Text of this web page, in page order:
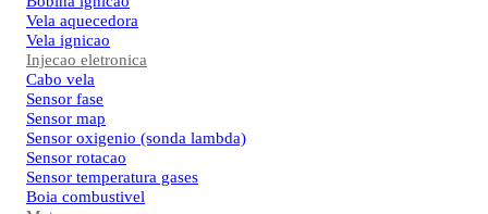
Vela aquecedora
Vela ignicao
Injecao eletronica
Cabo vela
Sensor fase
Sensor map
Sensor oxigenio (sonda lambda)
Sensor rotacao
Sensor temperatura gases
Boia combustivel